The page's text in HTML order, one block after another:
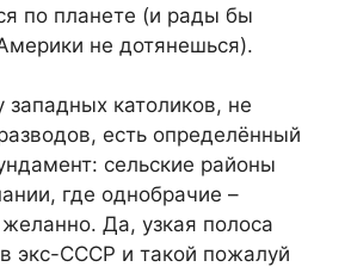
по планете (и рады бы
не дотянешься).
католиков, не
есть определённый
сельские районы
где однобрачие –
Да, узкая полоса
экс-СССР и такой пожалуй